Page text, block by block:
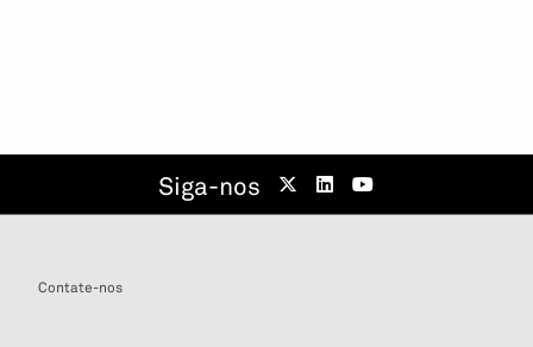
Siga-nos
Contate-nos